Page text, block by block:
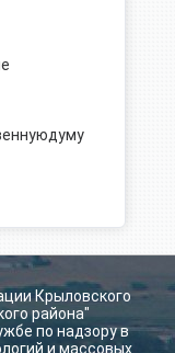
Крыловского
района"
по надзору в
и массовых